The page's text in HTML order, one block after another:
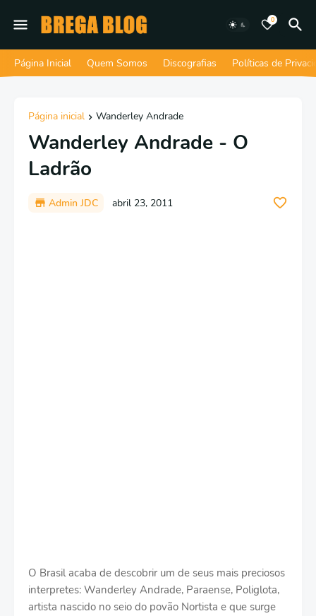
0
Página Inicial Quem Somos Discografias Políticas de
Página inicial Wanderley Andrade
Wanderley Andrade - O
Ladrão
Admin JDC abril 23, 2011
O Brasil acaba de descobrir um de seus mais preciosos
interpretes: Wanderley Andrade, Paraense, Poliglota,
artista nascido no seio do povão Nortista e que surge